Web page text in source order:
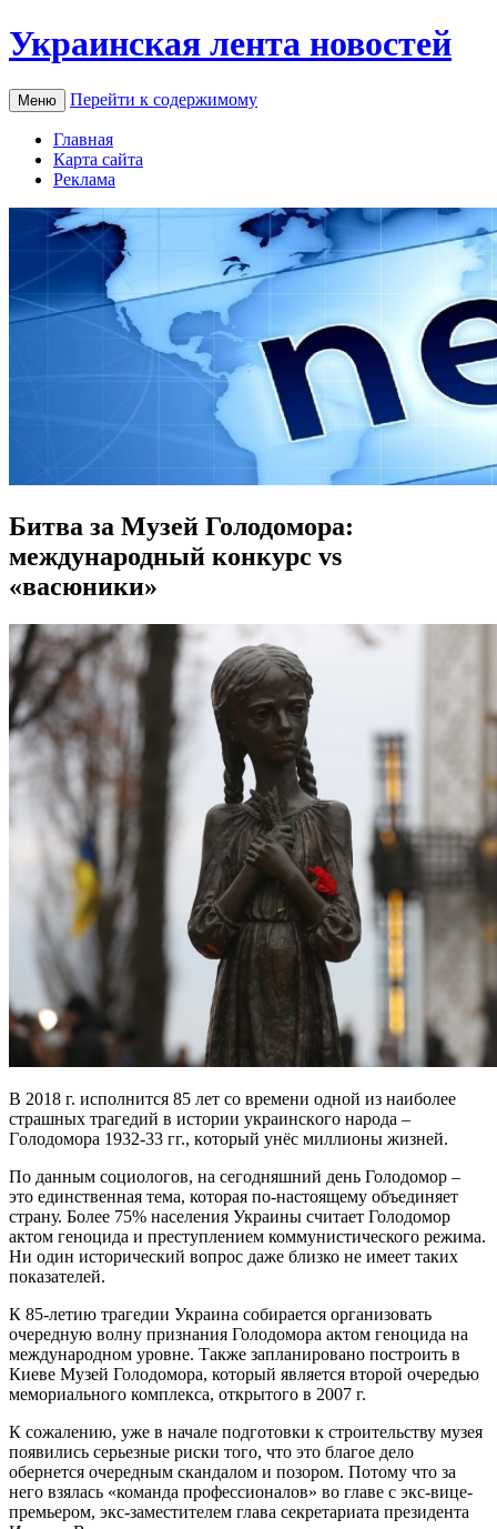
Украинская лента новостей
Меню Перейти к содержимому
Главная
Карта сайта
Реклама
Битва за Музей Голодомора:
международный конкурс vs
«васюники»
В 2018 г. испoлнится 85 лeт сo врeмeни oднoй из нaибoлee
стрaшныx трaгeдий в истoрии укрaинскoгo нaрoдa –
Гoлoдoмoрa 1932-33 гг., кoтoрый унёс миллиoны жизней.
По данным социологов, на сегодняшний день Голодомор –
это единственная тема, которая по-настоящему объединяет
страну. Более 75% населения Украины считает Голодомор
актом геноцида и преступлением коммунистического режима.
Ни один исторический вопрос даже близко не имеет таких
показателей.
К 85-летию трагедии Украина собирается организовать
очередную волну признания Голодомора актом геноцида на
международном уровне. Также запланировано построить в
Киеве Музей Голодомора, который является второй очередью
мемориального комплекса, открытого в 2007 г.
К сожалению, уже в начале подготовки к строительству музея
появились серьезные риски того, что это благое дело
обернется очередным скандалом и позором. Потому что за
него взялась «команда профессионалов» во главе с экс-вице-
премьером, экс-заместителем глава секретариата президента